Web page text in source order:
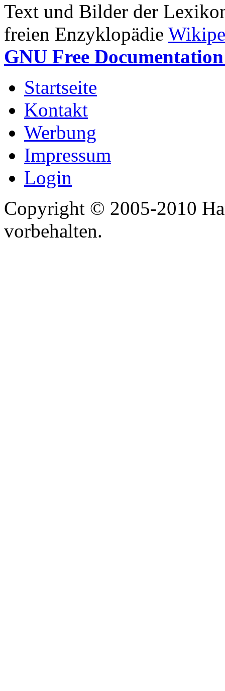
Text und Bilder der
freien Enzyklopädie
GNU Free
Startseite
Kontakt
Werbung
Impressum
Login
Copyright © 2005-2010
vorbehalten.